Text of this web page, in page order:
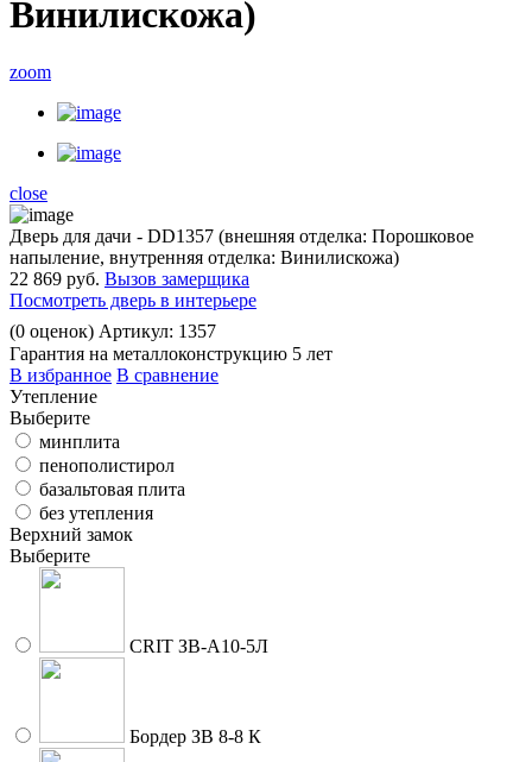
Винилискожа)
zoom
close
Дверь для дачи - DD1357 (внешняя отделка: Порошковое
напыление, внутренняя отделка: Винилискожа)
22 869 руб. Вызов замерщика
Посмотреть дверь в интерьере
(0 оценок) Артикул: 1357
Гарантия на металлоконструкцию 5 лет
В избранное В сравнение
Утепление
Выберите
минплита
пенополистирол
базальтовая плита
без утепления
Верхний замок
Выберите
CRIT ЗВ-A10-5Л
Бордер ЗВ 8-8 К